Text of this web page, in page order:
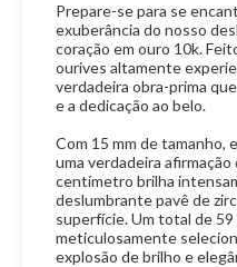
Prepare-se para se
exuberância do nosso
coração em ouro 10k.
ourives altamente
verdadeira obra-prima
e a dedicação ao belo.
Com 15 mm de tamanho,
uma verdadeira
centímetro brilha
deslumbrante pavê de
superfície. Um total de 59
meticulosamente
explosão de brilho e